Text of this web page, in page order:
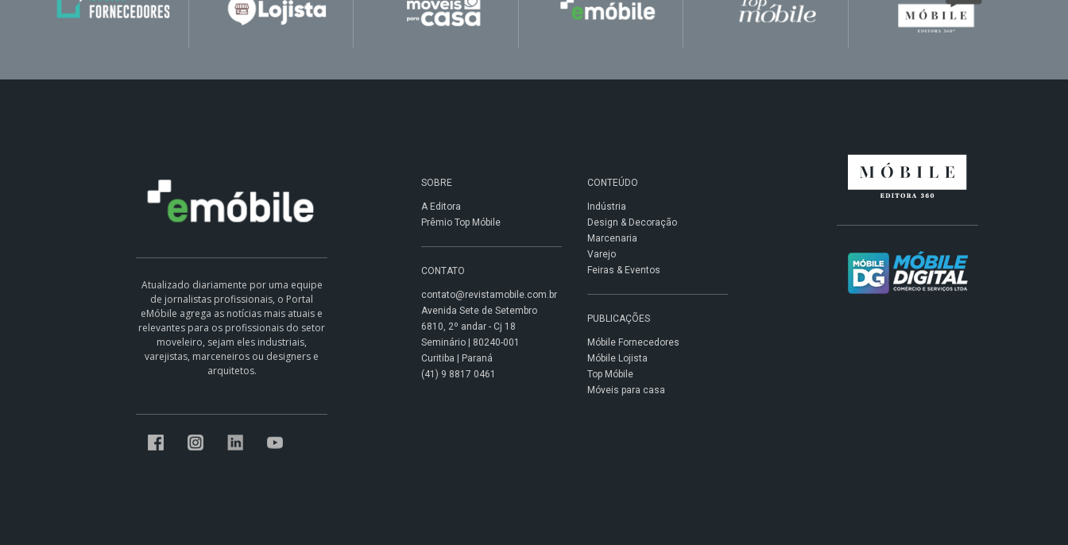
Atualizado diariamente por uma equipe
de jornalistas profissionais, o Portal
eMóbile agrega as notícias mais atuais e
relevantes para os profissionais do setor
moveleiro, sejam eles industriais,
varejistas, marceneiros ou designers e
arquitetos.
SOBRE
A Editora
Prêmio Top Móbile
CONTATO
contato@revistamobile.com.br
Avenida Sete de Setembro
6810, 2º andar - Cj 18
Seminário | 80240-001
Curitiba | Paraná
(41) 9 8817 0461
CONTEÚDO
Indústria
Design & Decoração
Marcenaria
Varejo
Feiras & Eventos
PUBLICAÇÕES
Móbile Fornecedores
Móbile Lojista
Top Móbile
Móveis para casa